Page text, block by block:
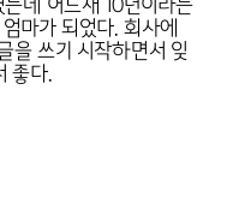
데 어느새 10년이라는
마가 되었다. 회사에
을 쓰기 시작하면서 잊
좋다.